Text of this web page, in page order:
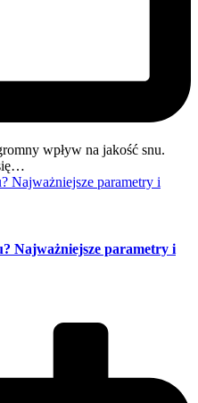
wpływ na jakość snu.
Najważniejsze parametry i